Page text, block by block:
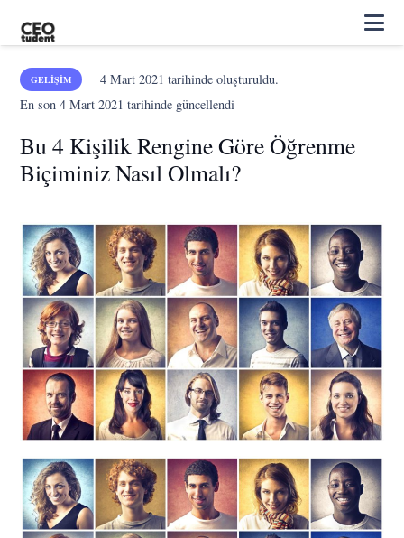
GELIŞIM 4 Mart 2021 tarihinde oluşturuldu.
En son4 Mart 2021 tarihinde güncellendi
Bu 4 Kişilik Rengine Göre Öğrenme
Biçiminiz Nasıl Olmalı?